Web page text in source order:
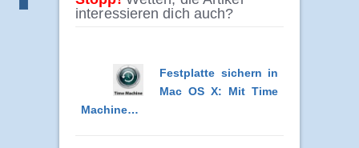
interessieren dich auch?
Festplatte sichern in
Mac OS X: Mit Time
Machine…